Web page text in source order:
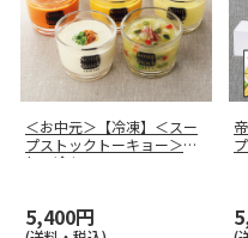
＜お中元＞【冷凍】＜スー
プストックトーキョー＞人
気の冷たい
5,400円